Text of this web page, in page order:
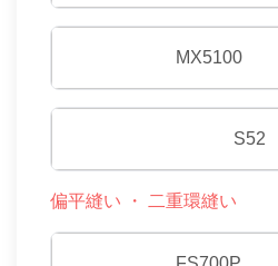
MX5100
S52
偏平縫い ・ 二重環縫い